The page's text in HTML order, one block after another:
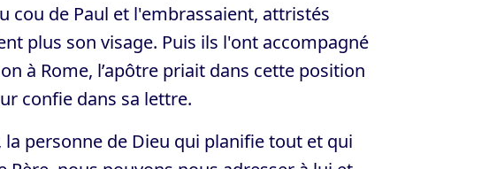
cou de Paul et l'embrassaient, attristés
plus son visage. Puis ils l'ont accompagné
à Rome, l’apôtre priait dans cette position
confie dans sa lettre.
la personne de Dieu qui planifie tout et qui